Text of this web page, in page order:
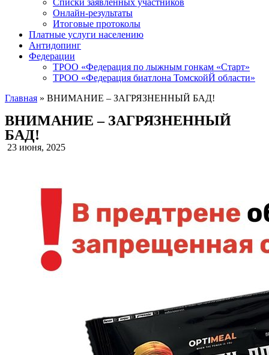
Списки заявленных участников
Онлайн-результаты
Итоговые протоколы
Платные услуги населению
Антидопинг
Федерации
ТРОО «Федерация по лыжным гонкам «Старт»
ТРОО «Федерация биатлона ТомскойЙ области»
Главная » ВНИМАНИЕ – ЗАГРЯЗНЕННЫЙ БАД!
ВНИМАНИЕ – ЗАГРЯЗНЕННЫЙ
БАД!
23 июня, 2025